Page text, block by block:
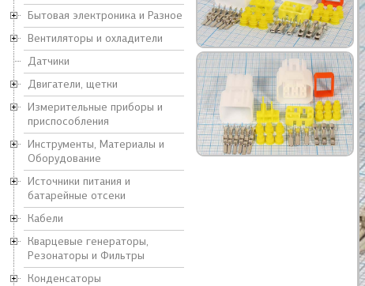
Бытовая электроника и Разное
Вентиляторы и охладители
Датчики
Двигатели, щетки
Измерительные приборы и
приспособления
Инструменты, Материалы и
Оборудование
Источники питания и
батарейные отсеки
Кабели
Кварцевые генераторы,
Резонаторы и Фильтры
Конденсаторы